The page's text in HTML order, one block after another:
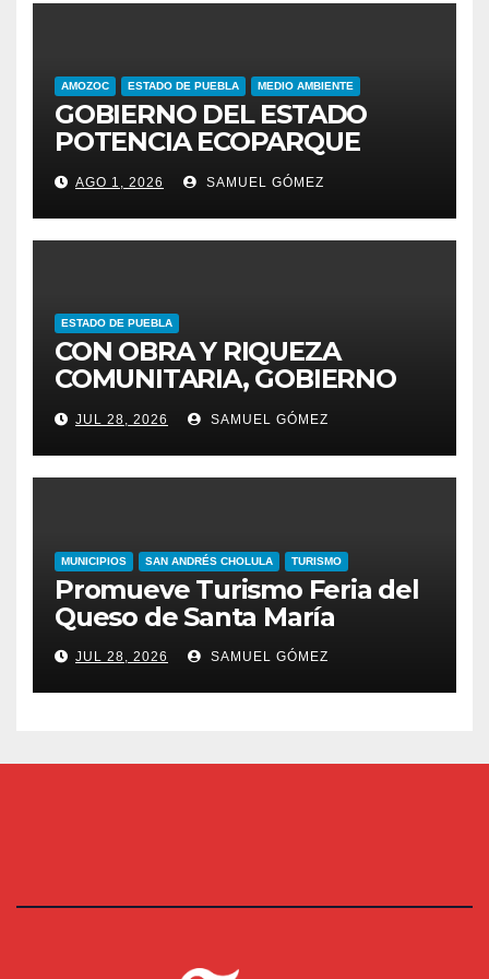
AMOZOC ESTADO DE PUEBLA MEDIO AMBIENTE
GOBIERNO DEL ESTADO
POTENCIA ECOPARQUE
PENSAR EN GRANDE COMO
REFERENTE AMBIENTAL
AGO 1, 2026 SAMUEL GÓMEZ
ESTADO DE PUEBLA
CON OBRA Y RIQUEZA
COMUNITARIA, GOBIERNO
ESTATAL INCENTIVA AL
TALENTO ARTESANAL
JUL 28, 2026 SAMUEL GÓMEZ
MUNICIPIOS SAN ANDRÉS CHOLULA TURISMO
Promueve Turismo Feria del
Queso de Santa María
JUL 28, 2026 SAMUEL GÓMEZ